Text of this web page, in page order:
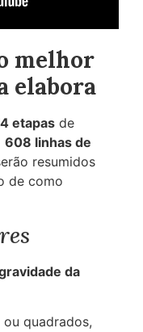
melhor
elabora
etapas de
608 linhas de
resumidos
de como
da
quadrados,